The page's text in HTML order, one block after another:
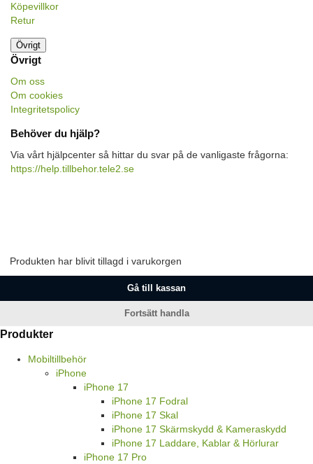
Köpevillkor
Retur
Övrigt
Övrigt
Om oss
Om cookies
Integritetspolicy
Behöver du hjälp?
Via vårt hjälpcenter så hittar du svar på de vanligaste frågorna:
https://help.tillbehor.tele2.se
Produkten har blivit tillagd i varukorgen
Gå till kassan
Fortsätt handla
Produkter
Mobiltillbehör
iPhone
iPhone 17
iPhone 17 Fodral
iPhone 17 Skal
iPhone 17 Skärmskydd & Kameraskydd
iPhone 17 Laddare, Kablar & Hörlurar
iPhone 17 Pro